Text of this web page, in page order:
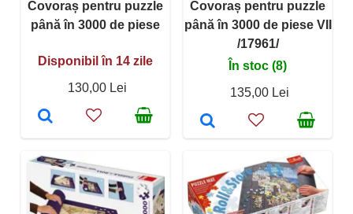
Covoraș pentru puzzle
până în 3000 de piese
Disponibil în 14 zile
130,00 Lei
Covoraș pentru puzzle
până în 3000 de piese VII
/17961/
În stoc (8)
135,00 Lei